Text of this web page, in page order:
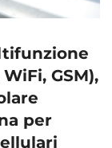
GSM),
per